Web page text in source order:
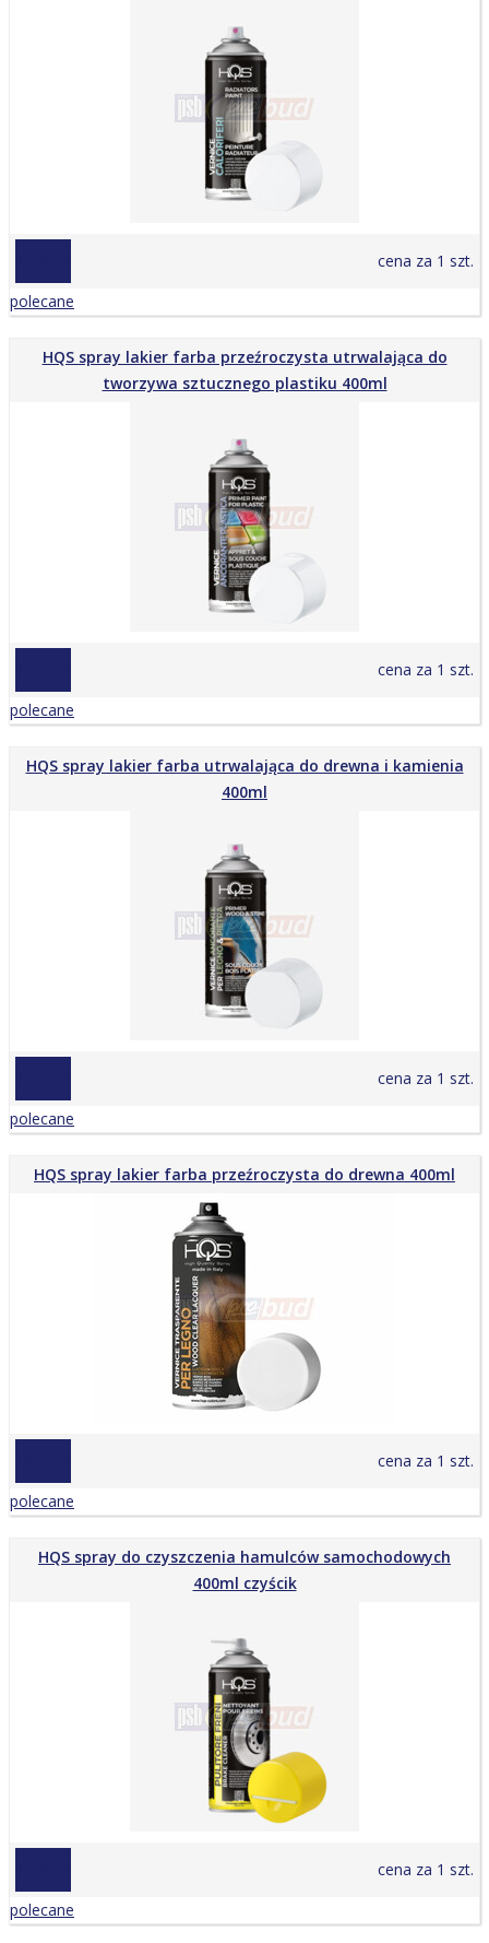
cena za 1 szt.
polecane
HQS spray lakier farba przeźroczysta utrwalająca do
tworzywa sztucznego plastiku 400ml
cena za 1 szt.
polecane
HQS spray lakier farba utrwalająca do drewna i kamienia
400ml
cena za 1 szt.
polecane
HQS spray lakier farba przeźroczysta do drewna 400ml
cena za 1 szt.
polecane
HQS spray do czyszczenia hamulców samochodowych
400ml czyścik
cena za 1 szt.
polecane